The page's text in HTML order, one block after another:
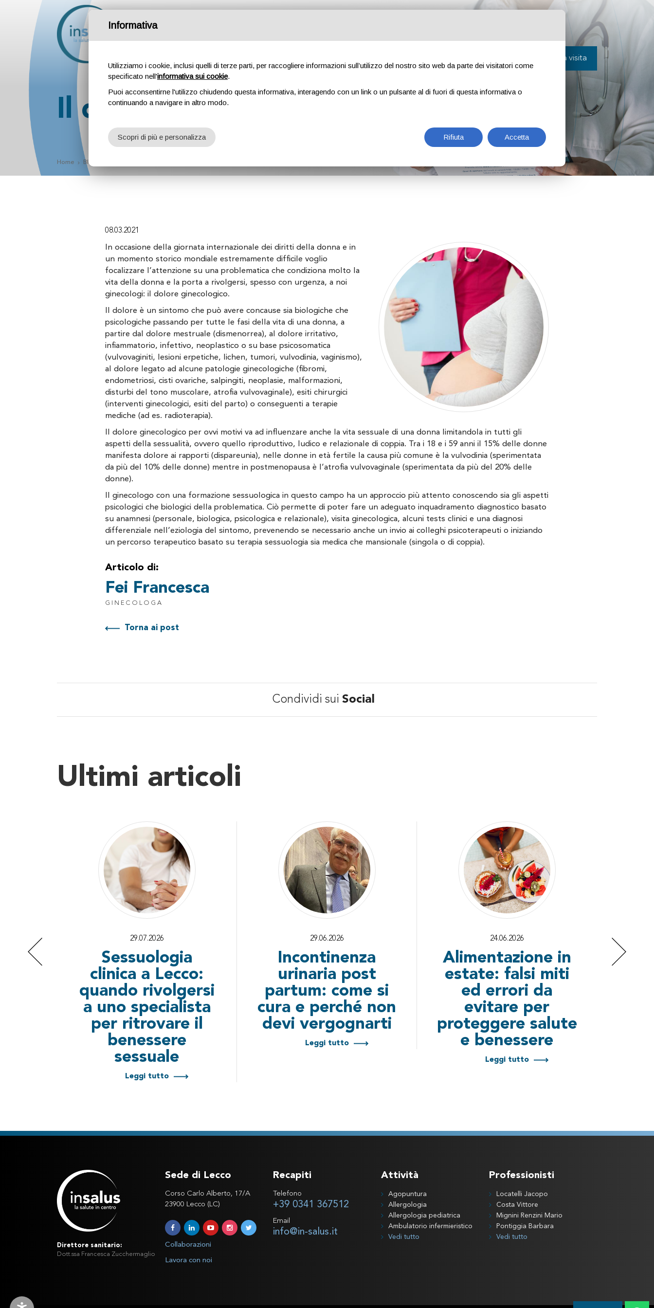
Prenota una visita
Il dolore ginecologico
Home Blog
08.03.2021
In occasione della giornata internazionale dei diritti della donna e in
un momento storico mondiale estremamente difficile voglio
focalizzare l’attenzione su una problematica che condiziona molto la
vita della donna e la porta a rivolgersi, spesso con urgenza, a noi
ginecologi: il dolore ginecologico.
Il dolore è un sintomo che può avere concause sia biologiche che
psicologiche passando per tutte le fasi della vita di una donna, a
partire dal dolore mestruale (dismenorrea), al dolore irritativo,
infiammatorio, infettivo, neoplastico o su base psicosomatica
(vulvovaginiti, lesioni erpetiche, lichen, tumori, vulvodinia, vaginismo),
al dolore legato ad alcune patologie ginecologiche (fibromi,
endometriosi, cisti ovariche, salpingiti, neoplasie, malformazioni,
disturbi del tono muscolare, atrofia vulvovaginale), esiti chirurgici
(interventi ginecologici, esiti del parto) o conseguenti a terapie
mediche (ad es. radioterapia).
Il dolore ginecologico per ovvi motivi va ad influenzare anche la vita sessuale di una donna limitandola in tutti gli
aspetti della sessualità, ovvero quello riproduttivo, ludico e relazionale di coppia. Tra i 18 e i 59 anni il 15% delle donne
manifesta dolore ai rapporti (dispareunia), nelle donne in età fertile la causa più comune è la vulvodinia (sperimentata
da più del 10% delle donne) mentre in postmenopausa è l’atrofia vulvovaginale (sperimentata da più del 20% delle
donne).
Il ginecologo con una formazione sessuologica in questo campo ha un approccio più attento conoscendo sia gli aspetti
psicologici che biologici della problematica. Ciò permette di poter fare un adeguato inquadramento diagnostico basato
su anamnesi (personale, biologica, psicologica e relazionale), visita ginecologica, alcuni tests clinici e una diagnosi
differenziale nell’eziologia del sintomo, prevenendo se necessario anche un invio ai colleghi psicoterapeuti o iniziando
un percorso terapeutico basato su terapia sessuologia sia medica che mansionale (singola o di coppia).
Articolo di:
Fei Francesca
GINECOLOGA
Torna ai post
Condividi sui Social
Ultimi articoli
29.07.2026
Sessuologia
clinica a Lecco:
quando rivolgersi
a uno specialista
per ritrovare il
benessere
sessuale
Leggi tutto
29.06.2026
Incontinenza
urinaria post
partum: come si
cura e perché non
devi vergognarti
Leggi tutto
24.06.2026
Alimentazione in
estate: falsi miti
ed errori da
evitare per
proteggere salute
e benessere
Leggi tutto
Direttore sanitario:
Dott.ssa Francesca Zucchermaglio
Sede di Lecco
Corso Carlo Alberto, 17/A
23900 Lecco (LC)
Collaborazioni
Lavora con noi
Recapiti
Telefono
+39 0341 367512
Email
info@in-salus.it
Attività
Agopuntura
Allergologia
Allergologia pediatrica
Ambulatorio infermieristico
Vedi tutto
Professionisti
Locatelli Jacopo
Costa Vittore
Mignini Renzini Mario
Pontiggia Barbara
Vedi tutto
Informativa
Utilizziamo i cookie, inclusi quelli di terze parti, per raccogliere informazioni sull’utilizzo del nostro sito web da parte dei visitatori come
specificato nell'informativa sui cookie.
Puoi acconsentirne l'utilizzo chiudendo questa informativa, interagendo con un link o un pulsante al di fuori di questa informativa o
continuando a navigare in altro modo.
Rifiuta Accetta
Scopri di più e personalizza